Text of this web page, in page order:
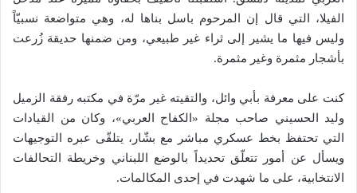
الفيلا، التي قال إن المرحوم باسل بناها له، وهي متواضعة نسبيّاً
وليس فيها ما يشير إلى ثراء غير طبيعي، ومن ضمنها حديقة زُرعت
بأشجار مثمرة وغير مثمرة.
كنت على معرفة بأبي وائل، والتقيته غير مرّة في مكتبه رفقة الزميل
وليد الحسيني صاحب مجلة «الكفاح العربي»، وكان من القيادات
التي تحتفظ بخط عسكري مباشر مع بشّار، يتلقّى عبره التوجيهات
ويسأل عن أمور تتعلّق تحديداً بالوضع اللبناني وخريطة التحالفات
الانتخابية، على ما شهدت في إحدى المكالمات.